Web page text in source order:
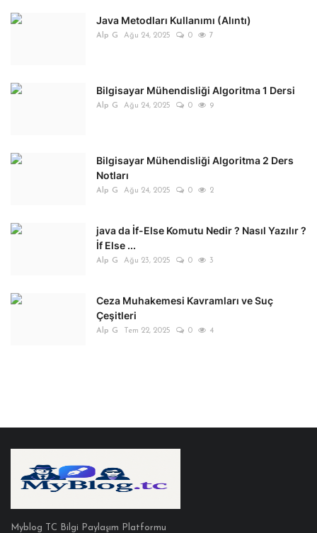
Java Metodları Kullanımı (Alıntı)
Alp G Ağu 24, 2025 0 7
Bilgisayar Mühendisliği Algoritma 1 Dersi
Alp G Ağu 24, 2025 0 9
Bilgisayar Mühendisliği Algoritma 2 Ders
Notları
Alp G Ağu 24, 2025 0 2
java da İf-Else Komutu Nedir ? Nasıl Yazılır ?
İf Else ...
Alp G Ağu 23, 2025 0 3
Ceza Muhakemesi Kavramları ve Suç
Çeşitleri
Alp G Tem 22, 2025 0 4
Myblog TC Bilgi Paylaşım Platformu